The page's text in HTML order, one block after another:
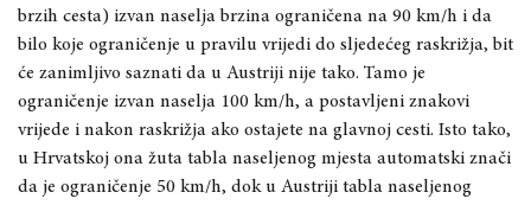
brzih cesta) izvan naselja brzina ograničena na 90 km/h i da
bilo koje ograničenje u pravilu vrijedi do sljedećeg raskrižja, bit
će zanimljivo saznati da u Austriji nije tako. Tamo je
ograničenje izvan naselja 100 km/h, a postavljeni znakovi
vrijede i nakon raskrižja ako ostajete na glavnoj cesti. Isto tako,
u Hrvatskoj ona žuta tabla naseljenog mjesta automatski znači
da je ograničenje 50 km/h, dok u Austriji tabla naseljenog